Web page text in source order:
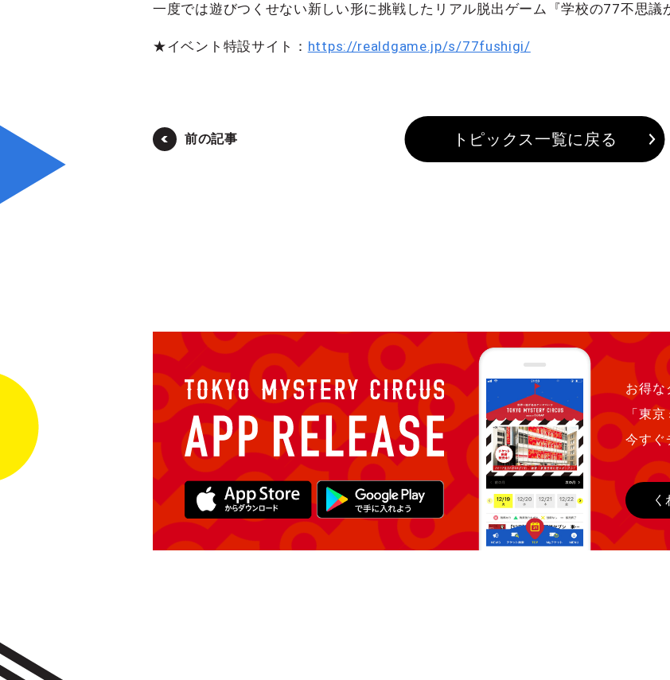
一度では遊びつくせない新しい形に挑戦したリアル脱出ゲーム『学校の77不思議
★イベント特設サイト： https://realdgame.jp/s/77fushigi/
前の記事 トピックス一覧に戻る
お得な
「東
今すぐ